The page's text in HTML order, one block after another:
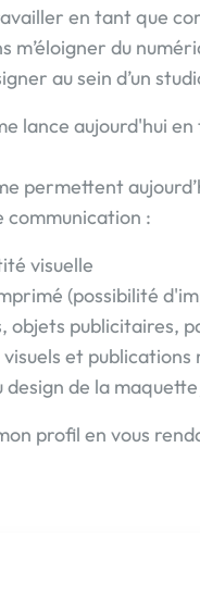
en tant que
m’éloigner du
au sein d’un
lance aujourd'hui
permettent
communication :
visuelle
(possibilité
publicitaires,
et
de la maquette
profil en vous